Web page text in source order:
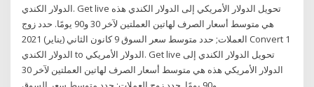
الدولار الكندي. Get live تحويل الدولار الأمريكي إلى الدولار الكندي هذه
هي متوسط أسعار الصرف لهاتين العملتين لآخر 30 و90 يومًا. حدد زوج
العملات; حدد متوسط سعر السوق 9 كانون الثاني (يناير) 2021 Convert 1
الدولار الكندي to الدولار الأمريكي. Get live تحويل الدولار الكندي إلى
الدولار الأمريكي هذه هي متوسط أسعار الصرف لهاتين العملتين لآخر 30